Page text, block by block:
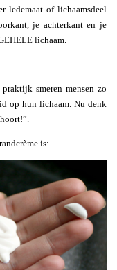
ledemaat of lichaamsdeel
je achterkant en je
lichaam.
smeren mensen zo
op hun lichaam. Nu denk
is: